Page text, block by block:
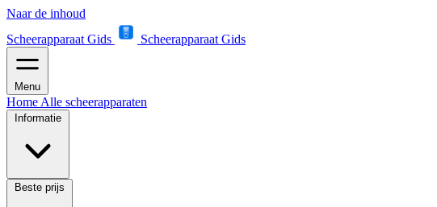
Naar de inhoud
Scheerapparaat Gids
Scheerapparaat Gids
Menu
Home Alle scheerapparaten
Informatie
Beste prijs